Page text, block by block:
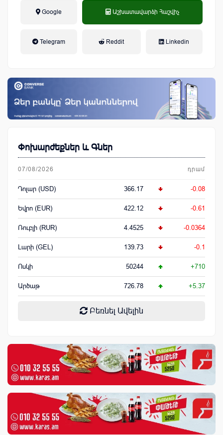
Google Աշխատավարձի Հաշվիչ
Telegram Reddit Linkedin
Փոխարժեքներ և Գներ
07/08/2026 դրամ
Դոլար (USD) 366.17 -0.08
Եվրո (EUR) 422.12 -0.61
Ռուբլի (RUR) 4.4525 -0.0364
Լարի (GEL) 139.73 -0.1
Ոսկի 50244 +710
Արծաթ 726.78 +5.37
Բեռնել Ավելին